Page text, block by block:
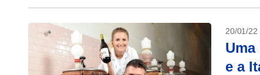
20/01/22
e a